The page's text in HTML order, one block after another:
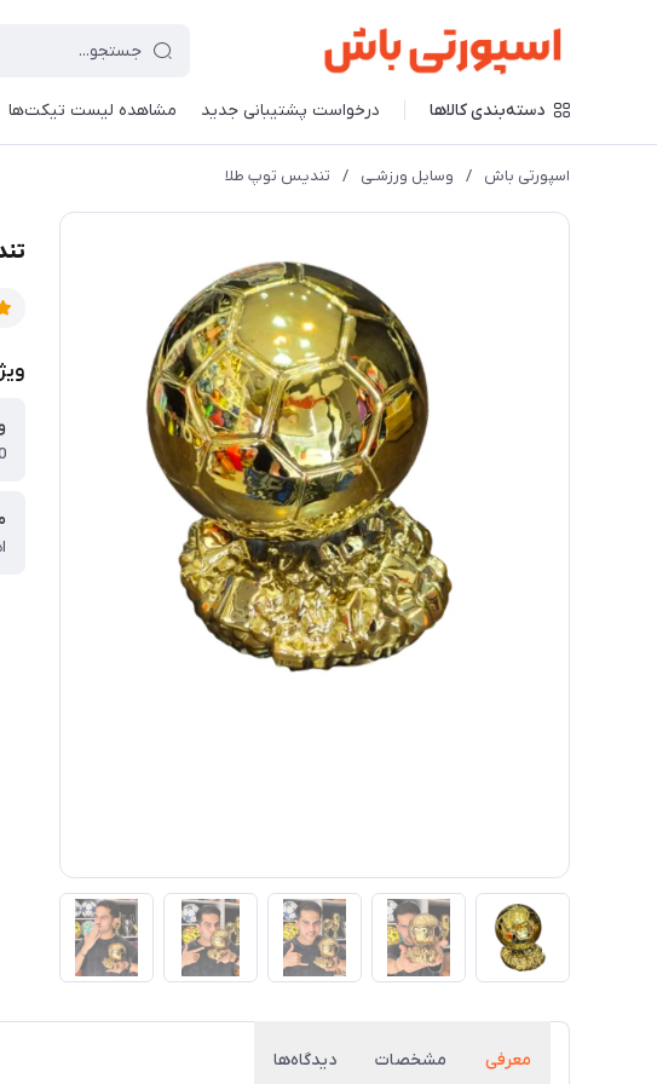
دسته‌بندی کالاها درخواست پشتیبانی جدید مشاهده لیست تیکت‌ها
اسپورتی باش / وسایل ورزشـی / تندیس توپ طلا
معرفی مشخصات دیدگاه‌ها